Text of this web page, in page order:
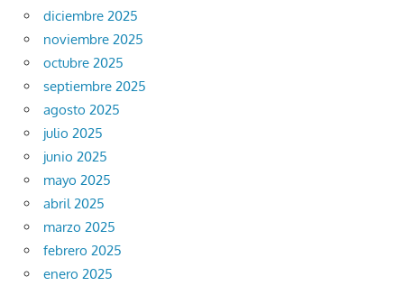
diciembre 2025
noviembre 2025
octubre 2025
septiembre 2025
agosto 2025
julio 2025
junio 2025
mayo 2025
abril 2025
marzo 2025
febrero 2025
enero 2025